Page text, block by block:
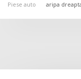
Piese auto aripa